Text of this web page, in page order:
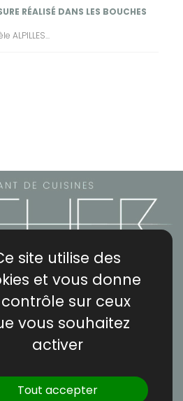
RÉALISÉ DANS LES BOUCHES
ALPILLES...
Bois et déco
d'Avignon, RN 570
Barbentane
site utilise des
et vous donne
sur ceux
vous souhaitez
activer
Tout accepter